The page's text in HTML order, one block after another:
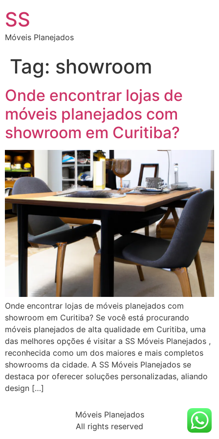
SS
Móveis Planejados
Tag: showroom
Onde encontrar lojas de
móveis planejados com
showroom em Curitiba?
Onde encontrar lojas de móveis planejados com
showroom em Curitiba? Se você está procurando
móveis planejados de alta qualidade em Curitiba, uma
das melhores opções é visitar a SS Móveis Planejados ,
reconhecida como um dos maiores e mais completos
showrooms da cidade. A SS Móveis Planejados se
destaca por oferecer soluções personalizadas, aliando
design […]
Móveis Planejados
All rights reserved